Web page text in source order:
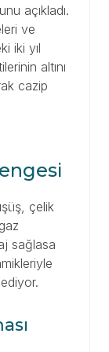
açıkladı.
ve
iki yıl
altını
cazip
çelik
sağlasa